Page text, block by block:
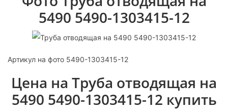
5490 5490-1303415-12
Артикул на фото 5490-1303415-12
Цена на Труба отводящая на
5490 5490-1303415-12 купить